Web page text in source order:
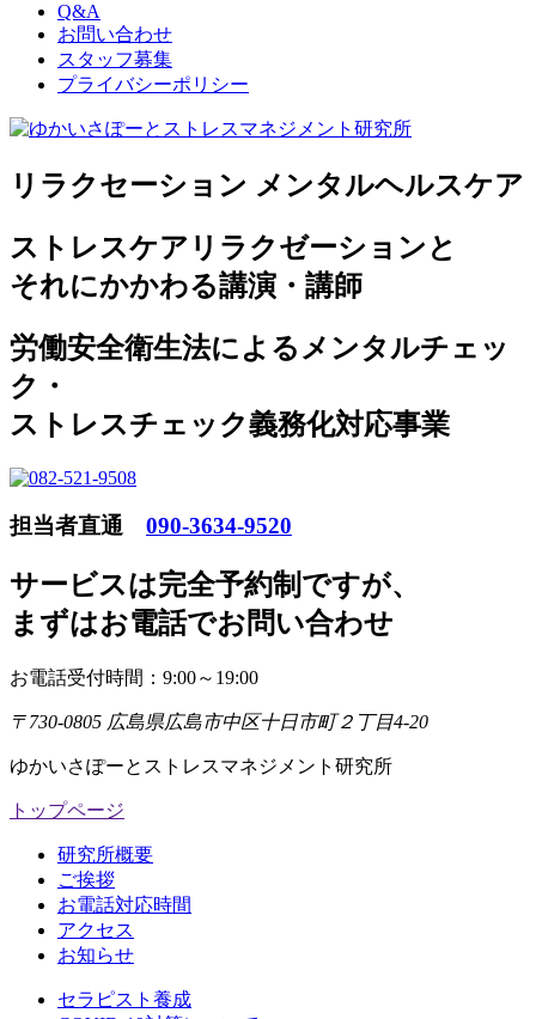
Q&A
お問い合わせ
スタッフ募集
プライバシーポリシー
リラクセーション メンタルヘルスケア
ストレスケアリラクゼーションと
それにかかわる講演・講師
労働安全衛生法によるメンタルチェッ
ク・
ストレスチェック義務化対応事業
担当者直通 090-3634-9520
サービスは完全予約制ですが、
まずはお電話でお問い合わせ
お電話受付時間：9:00～19:00
〒730-0805 広島県広島市中区十日市町２丁目4-20
ゆかいさぽーとストレスマネジメント研究所
トップページ
研究所概要
ご挨拶
お電話対応時間
アクセス
お知らせ
セラピスト養成